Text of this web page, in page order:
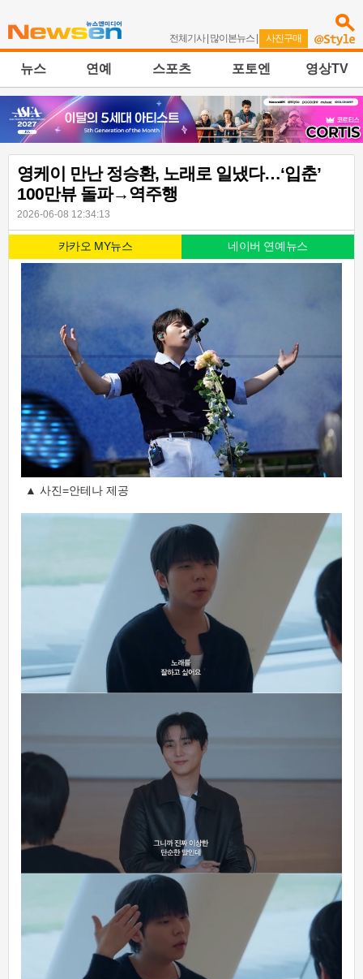
전체기사| 많이본뉴스 | 사진구매
뉴스 연예 스포츠 포토엔 영상TV
영케이 만난 정승환, 노래로 일냈다…‘입춘’
100만뷰 돌파→역주행
2026-06-08 12:34:13
카카오 MY뉴스 네이버 연예뉴스
▲ 사진=안테나 제공